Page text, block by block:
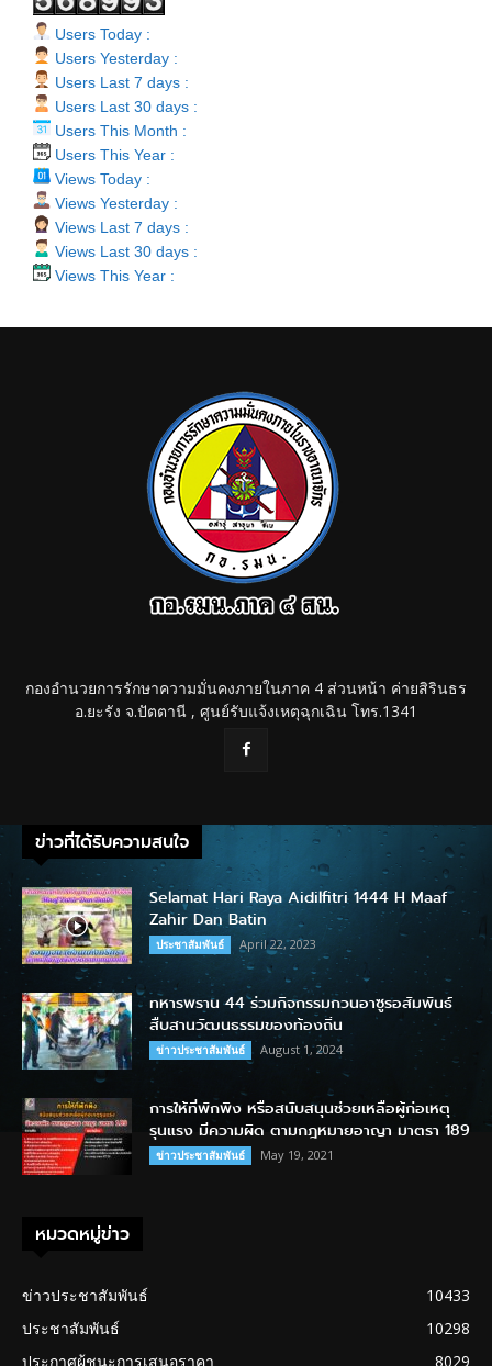
Users Today :
Users Yesterday :
Users Last 7 days :
Users Last 30 days :
Users This Month :
Users This Year :
Views Today :
Views Yesterday :
Views Last 7 days :
Views Last 30 days :
Views This Year :
กองอำนวยการรักษาความมั่นคงภายในภาค 4 ส่วนหน้า ค่ายสิรินธร
อ.ยะรัง จ.ปัตตานี , ศูนย์รับแจ้งเหตุฉุกเฉิน โทร.1341
ข่าวที่ได้รับความสนใจ
Selamat Hari Raya Aidilfitri 1444 H Maaf
Zahir Dan Batin
ประชาสัมพันธ์ April 22, 2023
ทหารพราน 44 ร่วมกิจกรรมกวนอาซูรอสัมพันธ์
สืบสานวัฒนธรรมของท้องถิ่น
ข่าวประชาสัมพันธ์ August 1, 2024
การให้ที่พักพิง หรือสนับสนุนช่วยเหลือผู้ก่อเหตุ
รุนแรง มีความผิด ตามกฎหมายอาญา มาตรา 189
ข่าวประชาสัมพันธ์ May 19, 2021
หมวดหมู่ข่าว
ข่าวประชาสัมพันธ์
10433
ประชาสัมพันธ์
10298
ประกาศผู้ชนะการเสนอราคา
8029